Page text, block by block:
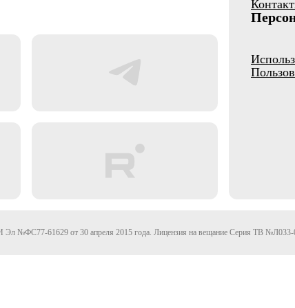
№ФС77-61629 от 30 апреля 2015 года. Лицензия на вещание Серия ТВ